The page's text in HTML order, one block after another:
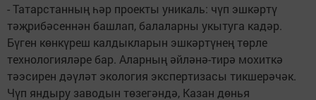
- Татарстанның һәр проекты уникаль: чүп эшкәртү
тәҗрибәсеннән башлап, балаларны укытуга кадәр.
Бүген көнкүреш калдыкларын эшкәртүнең төрле
технологияләре бар. Аларның әйләнә-тирә мохиткә
тәэсирен дәүләт экология экспертизасы тикшерәчәк.
Чүп яндыру заводын төзегәндә, Казан дөнья